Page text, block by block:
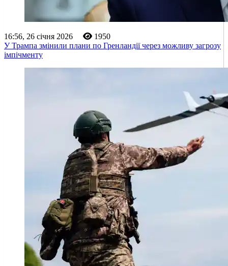
16:56, 26 січня 2026
1950
У Трампа змінили плани по Гренландії через можливу загрозу
імпічменту